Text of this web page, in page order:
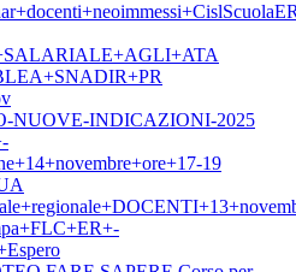
NUOVE-INDICAZIONI-2025
19